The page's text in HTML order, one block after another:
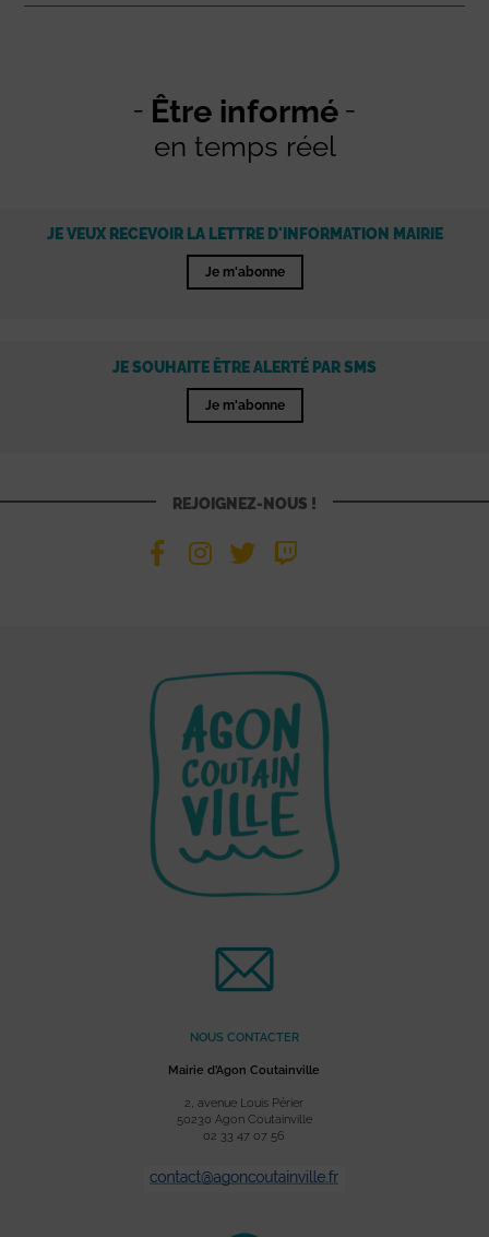
Être informé
en temps réel
JE VEUX RECEVOIR LA LETTRE D'INFORMATION MAIRIE
Je m'abonne
JE SOUHAITE ÊTRE ALERTÉ PAR SMS
Je m'abonne
REJOIGNEZ-NOUS !
NOUS CONTACTER
Mairie d’Agon Coutainville
2, avenue Louis Périer
50230 Agon Coutainville
02 33 47 07 56